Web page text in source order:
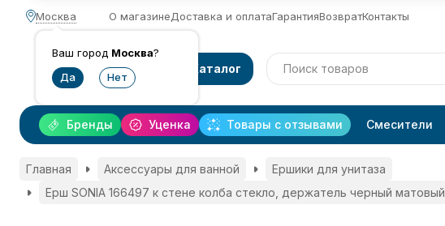
Москва
Ваш город Москва?
О магазинеДоставка и оплатаГарантияВозвратКонтакты
Каталог
Уценка Товары с отзывами
Бренды Смесители
Главная Аксессуары для ванной
Ершики для унитаза
Ерш SONIA 166497 к стене колба стекло, держатель черный матовый